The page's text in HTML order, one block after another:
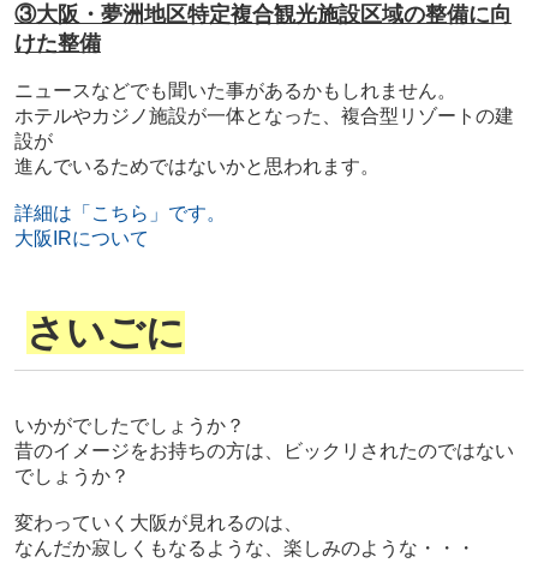
③大阪・夢洲地区特定複合観光施設区域の整備に向
けた整備
ニュースなどでも聞いた事があるかもしれません。
ホテルやカジノ施設が一体となった、複合型リゾートの建
設が
進んでいるためではないかと思われます。
詳細は「こちら」です。
大阪IRについて
さいごに
いかがでしたでしょうか？
昔のイメージをお持ちの方は、ビックリされたのではない
でしょうか？
変わっていく大阪が見れるのは、
なんだか寂しくもなるような、楽しみのような・・・